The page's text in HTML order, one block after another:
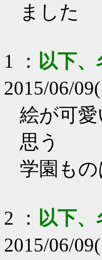
ました
1 ： 以下
2015/06/
絵が可
思う
学園も
2 ： 以下
2015/06/